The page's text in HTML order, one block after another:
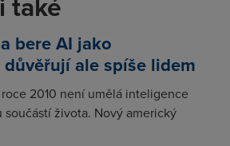
bere AI jako
ale spíše lidem
2010 není umělá inteligence
života. Nový americký